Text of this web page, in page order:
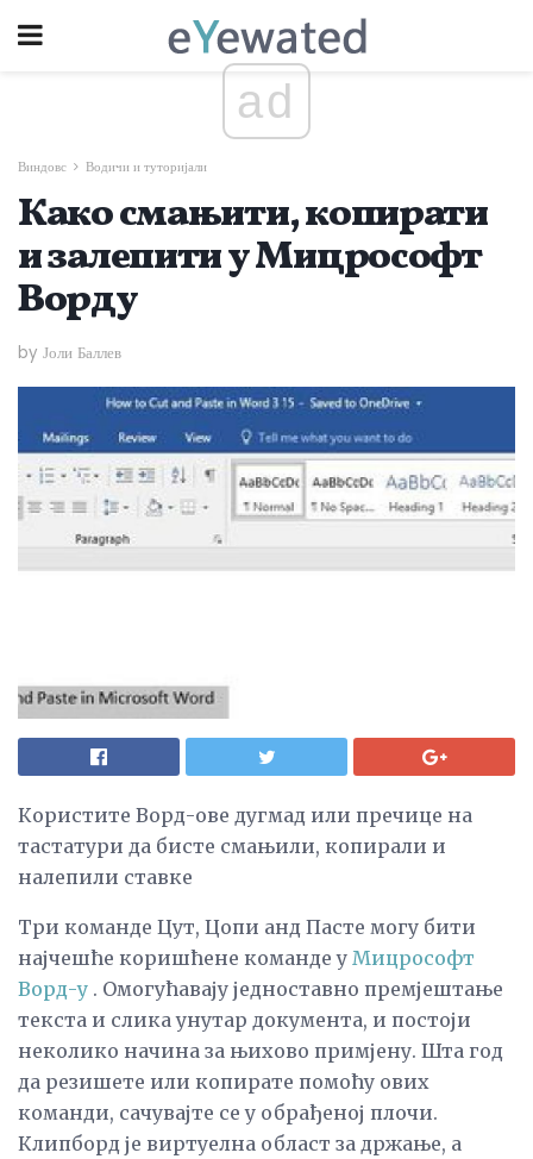
ad
Виндовс Водичи и туторијали
Како смањити, копирати
и залепити у Мицрософт
Ворду
by Јоли Баллев
Користите Ворд-ове дугмад или пречице на
тастатури да бисте смањили, копирали и
налепили ставке
Три команде Цут, Цопи анд Пасте могу бити
најчешће коришћене команде у Мицрософт
Ворд-у . Омогућавају једноставно премјештање
текста и слика унутар документа, и постоји
неколико начина за њихово примјену. Шта год
да резишете или копирате помоћу ових
команди, сачувајте се у обрађеној плочи.
Клипборд је виртуелна област за држање, а